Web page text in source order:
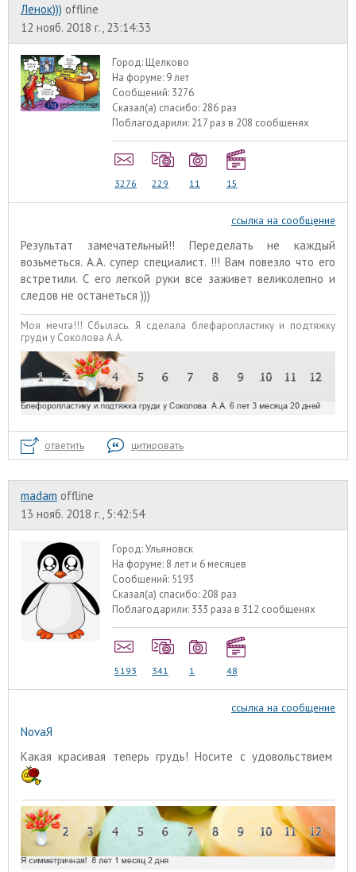
Ленок))) offline
12 нояб. 2018 г., 23:14:33
Город: Щелково
На форуме: 9 лет
Сообщений: 3276
Сказал(а) спасибо: 286 раз
Поблагодарили: 217 раз в 208 сообщенях
3276 229 11 15
ссылка на сообщение
Результат замечательный!! Переделать не каждый
возьметься. А.А. супер специалист. !!! Вам повезло что его
встретили. С его легкой руки все заживет великолепно и
следов не останеться )))
Моя мечта!!! Сбылась. Я сделала блефаропластику и подтяжку
груди у Соколова А.А.
ответить цитировать
madam offline
13 нояб. 2018 г., 5:42:54
Город:Ульяновск
На форуме: 8 лет и 6 месяцев
Сообщений: 5193
Сказал(а) спасибо: 208 раз
Поблагодарили: 333 раза в 312 сообщенях
5193 341 1 48
ссылка на сообщение
NovaЯ
Какая красивая теперь грудь! Носите с удовольствием